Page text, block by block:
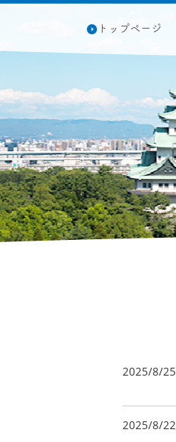
トップページ
2025/8/25
2025/8/22